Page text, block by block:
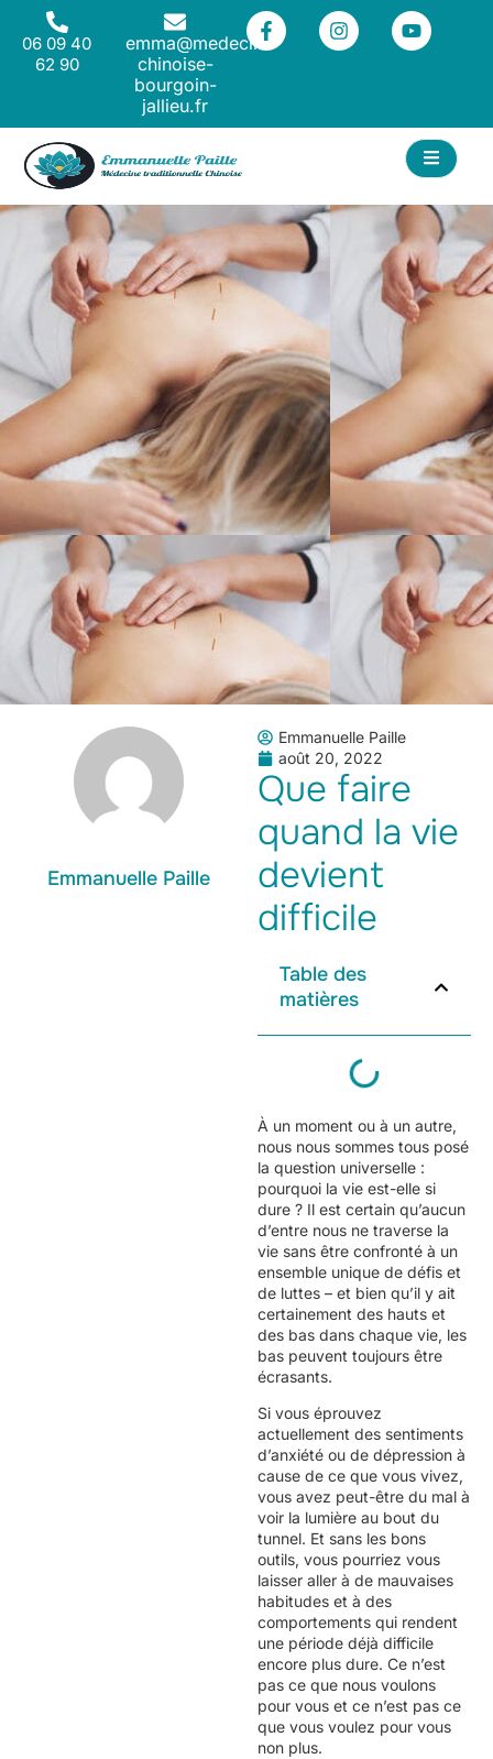
06 09 40
62 90
emma@medecine-
chinoise-
bourgoin-
jallieu.fr
Emmanuelle Paille
Emmanuelle Paille
août 20, 2022
Que faire
quand la vie
devient
difficile
Table des
matières
À un moment ou à un autre,
nous nous sommes tous posé
la question universelle :
pourquoi la vie est-elle si
dure ? Il est certain qu’aucun
d’entre nous ne traverse la
vie sans être confronté à un
ensemble unique de défis et
de luttes – et bien qu’il y ait
certainement des hauts et
des bas dans chaque vie, les
bas peuvent toujours être
écrasants.
Si vous éprouvez
actuellement des sentiments
d’anxiété ou de dépression à
cause de ce que vous vivez,
vous avez peut-être du mal à
voir la lumière au bout du
tunnel. Et sans les bons
outils, vous pourriez vous
laisser aller à de mauvaises
habitudes et à des
comportements qui rendent
une période déjà difficile
encore plus dure. Ce n’est
pas ce que nous voulons
pour vous et ce n’est pas ce
que vous voulez pour vous
non plus.